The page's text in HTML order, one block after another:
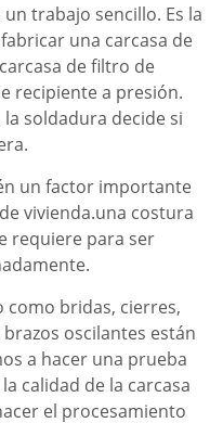
trabajo sencillo. Es la
una carcasa de
de filtro de
recipiente a presión.
soldadura decide si
un factor importante
vivienda.una costura
requiere para ser
como bridas, cierres,
oscilantes están
a hacer una prueba
calidad de la carcasa
el procesamiento